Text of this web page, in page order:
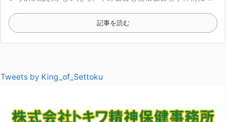
記事を読む
Tweets by King_of_Settoku